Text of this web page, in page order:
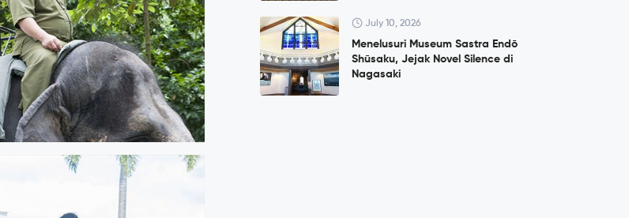
July 10, 2026
Menelusuri Museum Sastra Endō
Shūsaku, Jejak Novel Silence di
Nagasaki